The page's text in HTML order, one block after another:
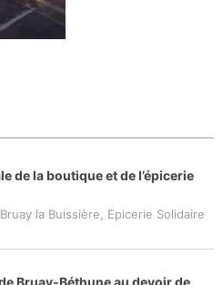
de la boutique et de l’épicerie
Bruay la Buissière Epicerie Solidaire
Bruay-Béthune au devoir de